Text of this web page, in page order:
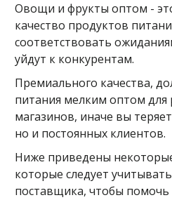
Овощи и фрукты оптом -
качество продуктов
соответствовать
уйдут к конкурентам.
Премиального качества,
питания мелким оптом для
магазинов, иначе вы
но и постоянных клиентов.
Ниже приведены
которые следует
поставщика, чтобы помочь